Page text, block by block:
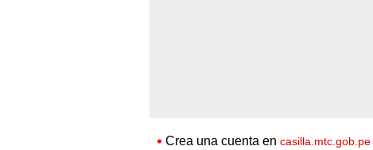
Crea una cuenta en casilla.mtc.gob.pe